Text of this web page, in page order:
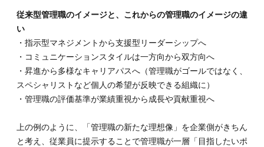
従来型管理職のイメージと、これからの管理職のイメージの違
い
・指示型マネジメントから支援型リーダーシップへ
・コミュニケーションスタイルは一方向から双方向へ
・昇進から多様なキャリアパスへ（管理職がゴールではなく、
スペシャリストなど個人の希望が反映できる組織に）
・管理職の評価基準が業績重視から成長や貢献重視へ
上の例のように、「管理職の新たな理想像」を企業側がきちん
と考え、従業員に提示することで管理職が一層「目指したいポ